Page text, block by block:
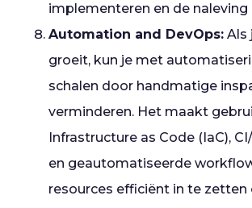
implementeren en de naleving
Automation and DevOps: Als
groeit, kun je met
schalen door handmatige
verminderen. Het maakt
Infrastructure as Code (IaC),
en geautomatiseerde
resources efficiënt in te zetten